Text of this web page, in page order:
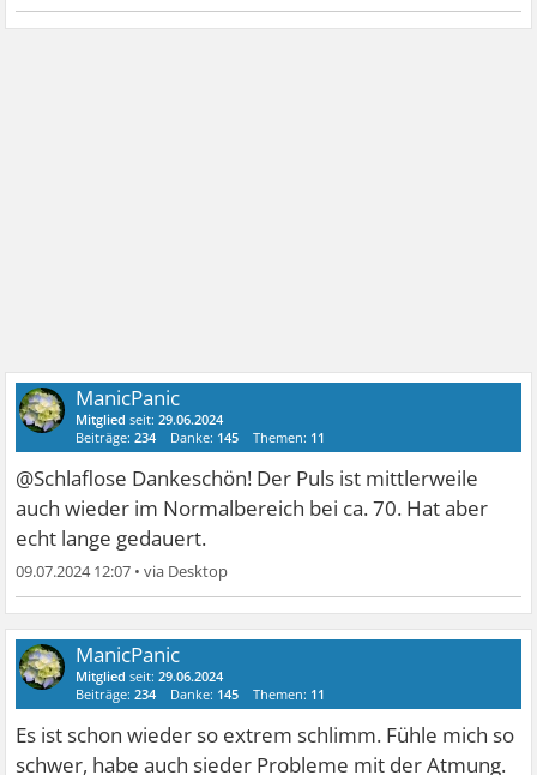
ManicPanic
Mitglied seit:29.06.2024
Beiträge:234 Danke: 145 Themen: 11
@Schlaflose Dankeschön! Der Puls ist mittlerweile
auch wieder im Normalbereich bei ca. 70. Hat aber
echt lange gedauert.
09.07.2024 12:07 •
ManicPanic
Mitglied seit:29.06.2024
Beiträge:234 Danke: 145 Themen: 11
Es ist schon wieder so extrem schlimm. Fühle mich so
schwer, habe auch sieder Probleme mit der Atmung.